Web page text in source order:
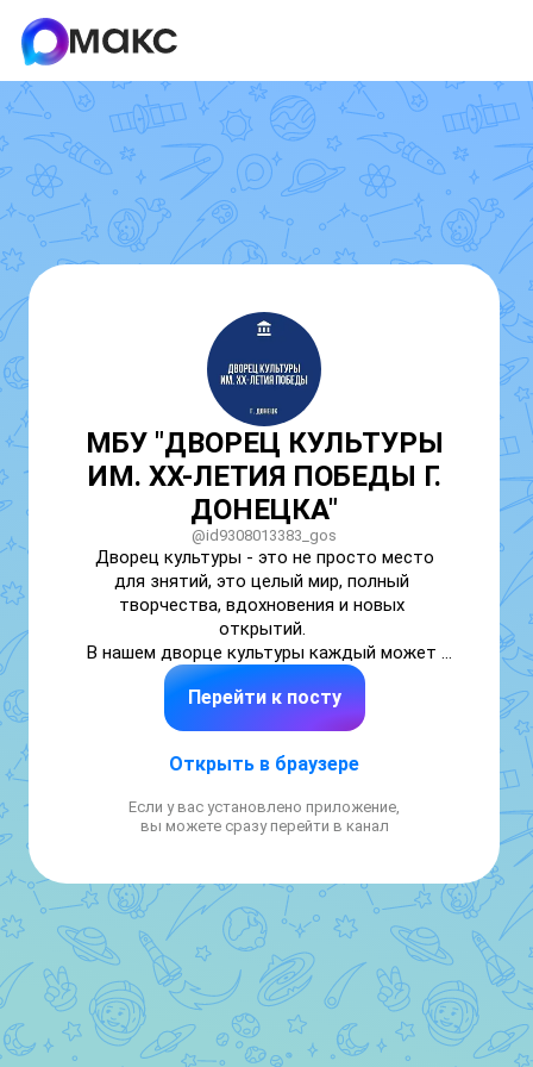
МБУ "ДВОРЕЦ КУЛЬТУРЫ
ИМ. ХХ-ЛЕТИЯ ПОБЕДЫ Г.
ДОНЕЦКА"
@id9308013383_gos
Дворец культуры - это не просто место
для знятий, это целый мир, полный
творчества, вдохновения и новых
открытий.
В нашем дворце культуры каждый может
найти себе занятие по душе.
Здесь кипит творческая жтзнь и двери
открыты для всех желающих.
Перейти к посту
Открыть в браузере
Если у вас установлено приложение,
вы можете сразу перейти в канал